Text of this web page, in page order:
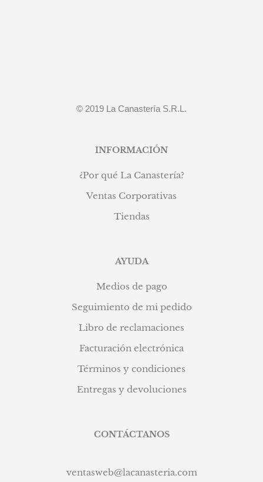
© 2019 La Canastería S.R.L.
INFORMACIÓN
¿Por qué La Canastería?
Ventas Corporativas
Tiendas
AYUDA
Medios de pago
Seguimiento de mi pedido
Libro de reclamaciones
Facturación electrónica
Términos y condiciones
Entregas y devoluciones
CONTÁCTANOS
ventasweb@lacanasteria.com